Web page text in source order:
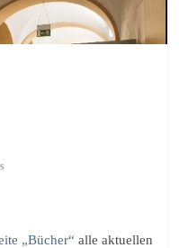
„Bücher“ alle aktuellen